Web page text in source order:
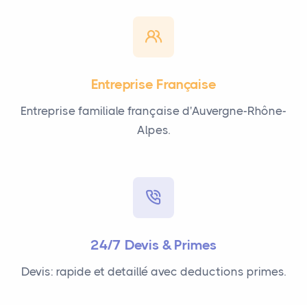
Entreprise Française
Entreprise familiale française d'Auvergne-Rhône-
Alpes.
24/7 Devis & Primes
Devis: rapide et detaillé avec deductions primes.